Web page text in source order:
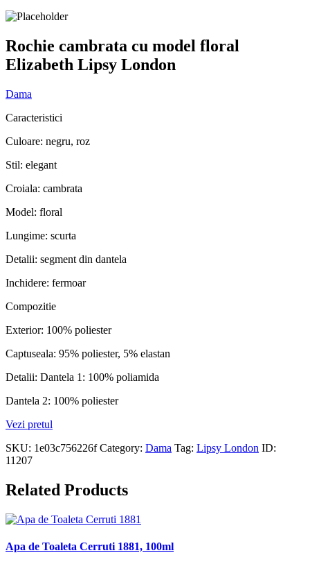
Rochie cambrata cu model floral
Elizabeth Lipsy London
Dama
Caracteristici
Culoare: negru, roz
Stil: elegant
Croiala: cambrata
Model: floral
Lungime: scurta
Detalii: segment din dantela
Inchidere: fermoar
Compozitie
Exterior: 100% poliester
Captuseala: 95% poliester, 5% elastan
Detalii: Dantela 1: 100% poliamida
Dantela 2: 100% poliester
Vezi pretul
SKU: 1e03c756226f Category: Dama Tag: Lipsy London ID:
11207
Related Products
Apa de Toaleta Cerruti 1881, 100ml